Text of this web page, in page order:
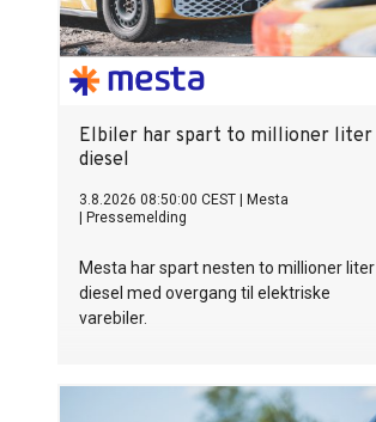
Elbiler har spart to millioner liter
diesel
3.8.2026 08:50:00 CEST
Mesta
Pressemelding
Mesta har spart nesten to millioner liter
diesel med overgang til elektriske
varebiler.